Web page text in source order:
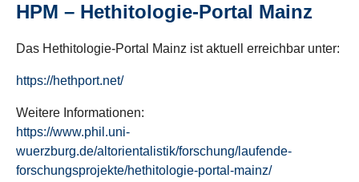
HPM – Hethitologie-Portal Mainz
Das Hethitologie-Portal Mainz ist aktuell erreichbar unter:
https://hethport.net/
Weitere Informationen:
https://www.phil.uni-
wuerzburg.de/altorientalistik/forschung/laufende-
forschungsprojekte/hethitologie-portal-mainz/